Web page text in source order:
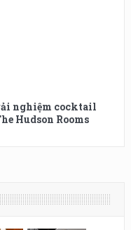
nghiệm cocktail
Hudson Rooms